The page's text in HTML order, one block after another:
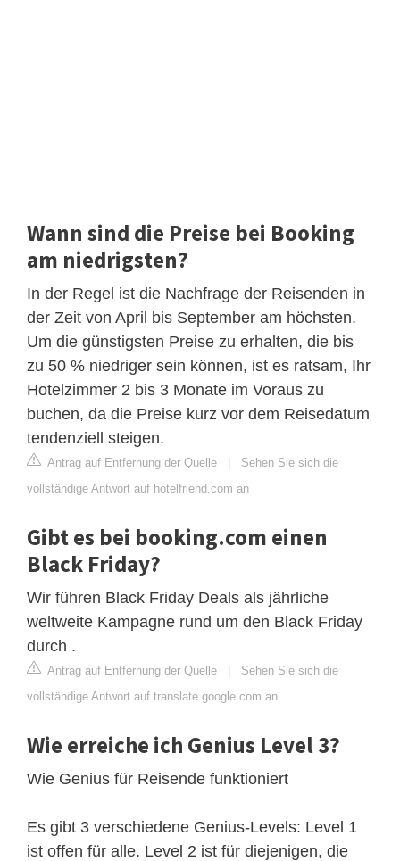
Wann sind die Preise bei Booking
am niedrigsten?
In der Regel ist die Nachfrage der Reisenden in
der Zeit von April bis September am höchsten.
Um die günstigsten Preise zu erhalten, die bis
zu 50 % niedriger sein können, ist es ratsam, Ihr
Hotelzimmer 2 bis 3 Monate im Voraus zu
buchen, da die Preise kurz vor dem Reisedatum
tendenziell steigen.
Antrag auf Entfernung der Quelle | Sehen Sie sich die
vollständige Antwort auf hotelfriend.com an
Gibt es bei booking.com einen
Black Friday?
Wir führen Black Friday Deals als jährliche
weltweite Kampagne rund um den Black Friday
durch .
Antrag auf Entfernung der Quelle | Sehen Sie sich die
vollständige Antwort auf translate.google.com an
Wie erreiche ich Genius Level 3?
Wie Genius für Reisende funktioniert
Es gibt 3 verschiedene Genius-Levels: Level 1
ist offen für alle. Level 2 ist für diejenigen, die